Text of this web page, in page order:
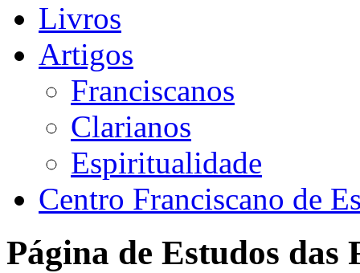
Livros
Artigos
Franciscanos
Clarianos
Espiritualidade
Centro Franciscano de
Página de Estudos das